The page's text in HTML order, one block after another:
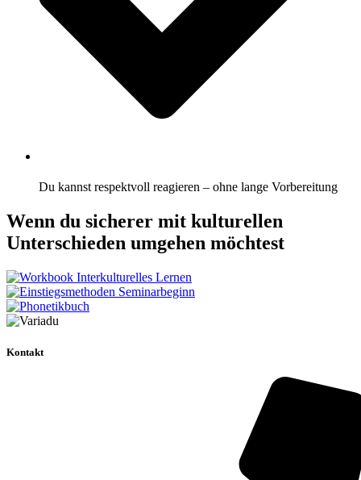
Du kannst respektvoll reagieren – ohne lange Vorbereitung
Wenn du sicherer mit kulturellen
Unterschieden umgehen möchtest
Kontakt